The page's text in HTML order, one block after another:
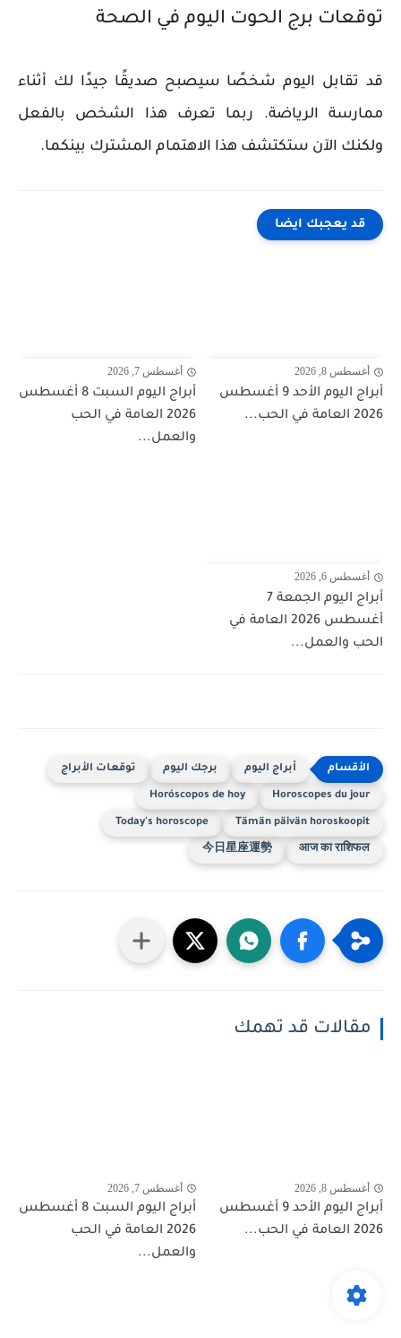
توقعات برج الحوت اليوم في الصحة
قد تقابل اليوم شخصًا سيصبح صديقًا جيدًا لك أثناء
ممارسة الرياضة. ربما تعرف هذا الشخص بالفعل
ولكنك الآن ستكتشف هذا الاهتمام المشترك بينكما.
قد يعجبك ايضا
أغسطس 8, 2026
أبراج اليوم الأحد 9 أغسطس
2026 العامة في الحب...
أغسطس 7, 2026
أبراج اليوم السبت 8 أغسطس
2026 العامة في الحب
والعمل...
أغسطس 6, 2026
أبراج اليوم الجمعة 7
أغسطس 2026 العامة في
الحب والعمل...
أبراج اليوم برجك اليوم توقعات الأبراج
Horoscopes du jour
Horóscopos de hoy
Tämän päivän horoskoopit
Today's horoscope
आज का राशिफल
今日星座運勢
مقالات قد تهمك
أغسطس 8, 2026
أبراج اليوم الأحد 9 أغسطس
2026 العامة في الحب...
أغسطس 7, 2026
أبراج اليوم السبت 8 أغسطس
2026 العامة في الحب
والعمل...